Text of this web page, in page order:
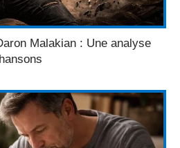
Malakian : Une analyse